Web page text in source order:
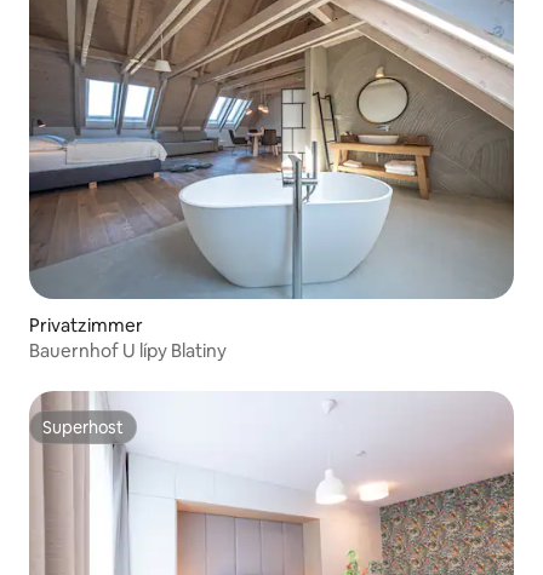
Privatzimmer
Bauernhof U lípy Blatiny
Superhost
Superhost